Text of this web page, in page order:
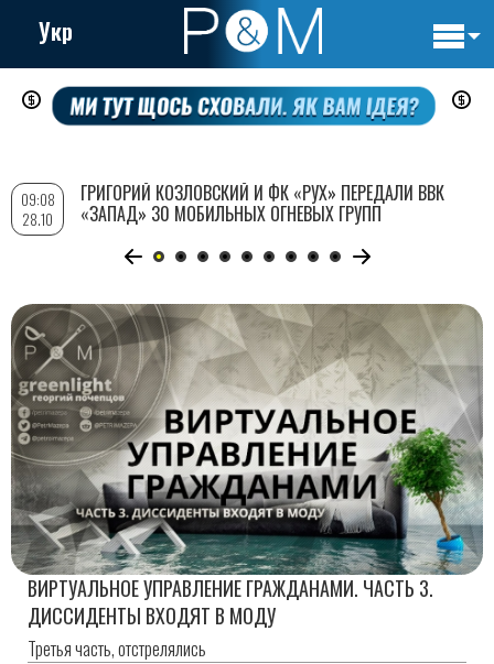
Перейти
содержанию
Укр
ВИРТУАЛЬНОЕ УПРАВЛЕНИЕ ГРАЖДАНАМИ. ЧАСТЬ 3.
ДИССИДЕНТЫ ВХОДЯТ В МОДУ
Третья часть, отстрелялись
09:08
28.10
ГРИГОРИЙ КОЗЛОВСКИЙ И ФК «РУХ» ПЕРЕДАЛИ ВВК
«ЗАПАД» 30 МОБИЛЬНЫХ ОГНЕВЫХ ГРУПП